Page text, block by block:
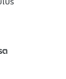
ต